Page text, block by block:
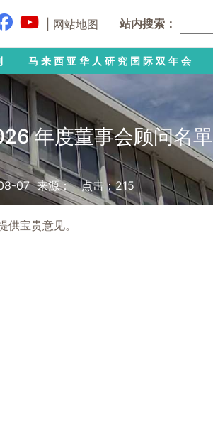
网站地图 站内搜索：
马来西亚华人研究国际双年会
年度董事会顾问名單
07 来源：点击：215
宝贵意见。